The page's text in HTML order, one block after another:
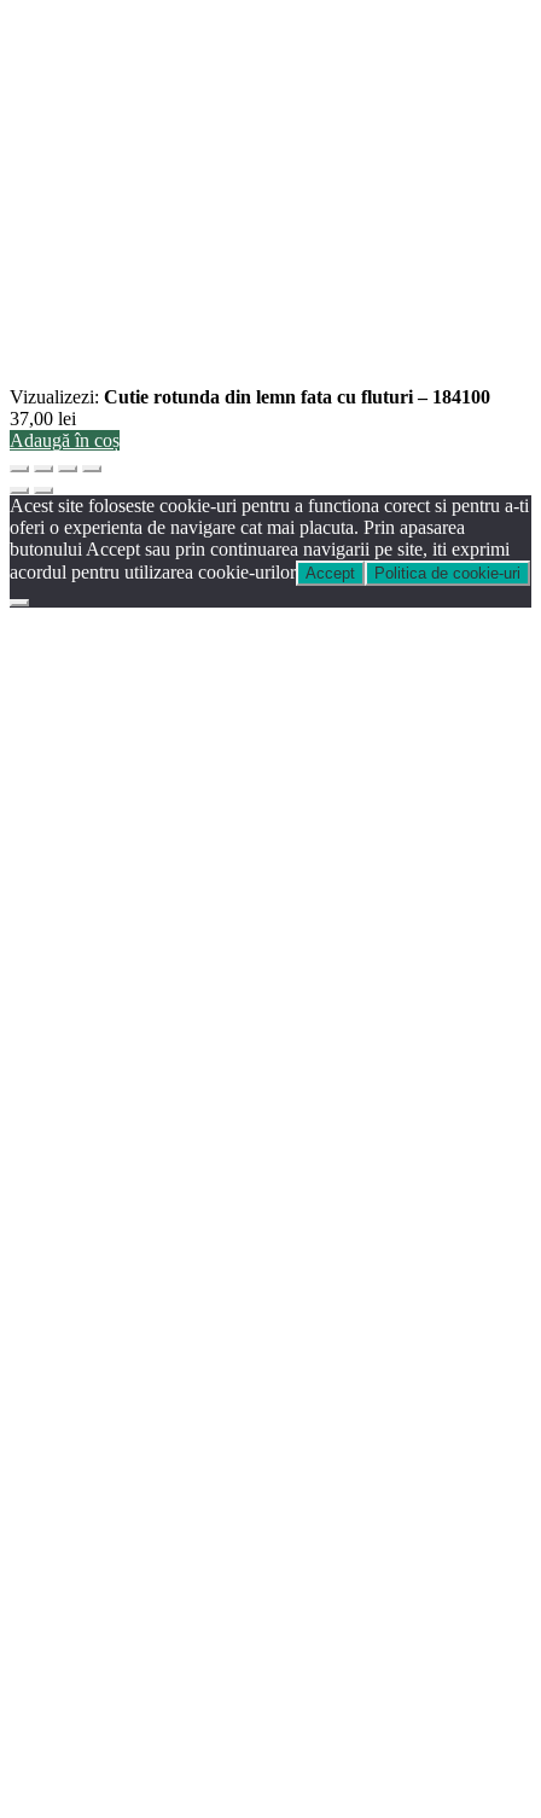
Vizualizezi: Cutie rotunda din lemn fata cu fluturi – 184100
37,00 lei
Adaugă în coș
Acest site foloseste cookie-uri pentru a functiona corect si pentru a-ti
oferi o experienta de navigare cat mai placuta. Prin apasarea
butonului Accept sau prin continuarea navigarii pe site, iti exprimi
acordul pentru utilizarea cookie-urilor Accept Politica de cookie-uri